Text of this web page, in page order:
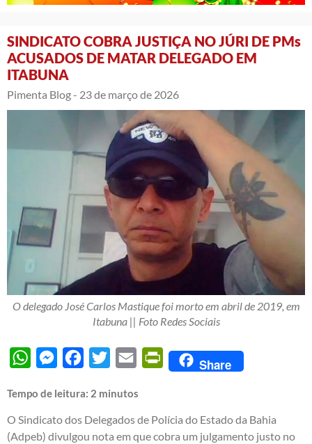
SINDICATO COBRA JUSTIÇA NO JÚRI DE PMs
ACUSADOS DE MATAR DELEGADO EM
ITABUNA
Pimenta Blog - 23 de março de 2026
O delegado José Carlos Mastique foi morto em abril de 2019, em
Itabuna || Foto Redes Sociais
WhatsAppMessengerFacebook
Twitter Email PrintFriendly
Share
Tempo de leitura: 2 minutos
O Sindicato dos Delegados de Polícia do Estado da Bahia
(Adpeb) divulgou nota em que cobra um julgamento justo no